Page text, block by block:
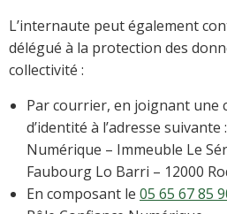
L’internaute peut également
délégué à la protection des
collectivité :
Par courrier, en joignant une
d’identité à l’adresse suivante
Numérique – Immeuble Le
Faubourg Lo Barri – 12000
En composant le 05 65 67 85